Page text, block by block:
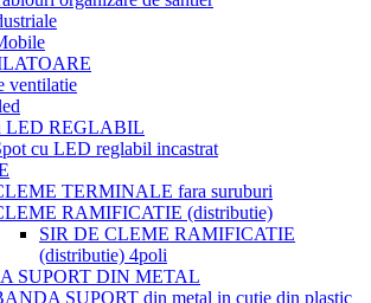
ventilatie
LED REGLABIL
cu LED reglabil incastrat
TERMINALE fara suruburi
RAMIFICATIE (distributie)
SIR DE CLEME RAMIFICATIE
(distributie) 4poli
SUPORT DIN METAL
SUPORT din metal in cutie din plastic